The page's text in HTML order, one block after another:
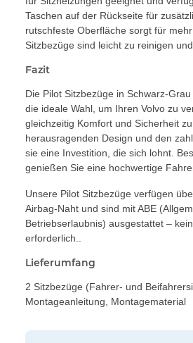
Taschen auf der Rückseite für
rutschfeste Oberfläche sorgt für
Sitzbezüge sind leicht zu reinigen
Fazit
Die Pilot Sitzbezüge in Schwarz-
die ideale Wahl, um Ihren Volvo zu
gleichzeitig Komfort und Sicherheit
herausragenden Design und den
sie eine Investition, die sich lohnt.
genießen Sie eine hochwertige
Unsere Pilot Sitzbezüge verfügen
Airbag-Naht und sind mit ABE
Betriebserlaubnis) ausgestattet –
erforderlich..
Lieferumfang
2 Sitzbezüge (Fahrer- und
Montageanleitung, Montagematerial